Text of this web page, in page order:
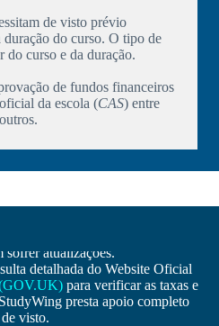
de visto prévio
duração do curso. O tipo de
do curso e da duração.
de fundos financeiros
da escola (CAS) entre
outros.
sofrer atualizações.
detalhada do Website Oficial
para verificar as taxas e
presta apoio completo
visto.